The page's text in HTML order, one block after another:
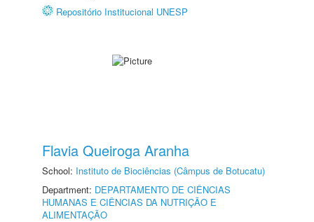
Repositório Institucional UNESP
Flavia Queiroga Aranha
School: Instituto de Biociências (Câmpus de Botucatu)
Department: DEPARTAMENTO DE CIÊNCIAS
HUMANAS E CIÊNCIAS DA NUTRIÇÃO E
ALIMENTAÇÃO